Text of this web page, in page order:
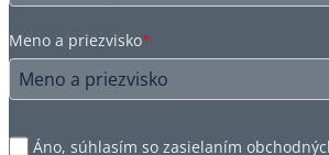
Meno a priezvisko*
Áno, súhlasím so zasielaním